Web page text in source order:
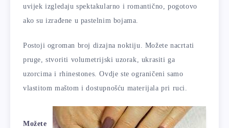
uvijek izgledaju spektakularno i romantično, pogotovo
ako su izrađene u pastelnim bojama.
Postoji ogroman broj dizajna noktiju. Možete nacrtati
pruge, stvoriti volumetrijski uzorak, ukrasiti ga
uzorcima i rhinestones. Ovdje ste ograničeni samo
vlastitom maštom i dostupnošću materijala pri ruci.
Možete